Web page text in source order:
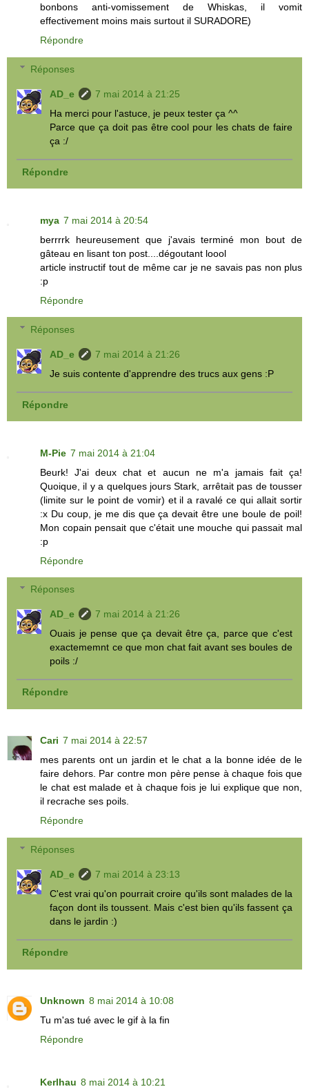
bonbons anti-vomissement de Whiskas, il vomit
effectivement moins mais surtout il SURADORE)
Répondre
Réponses
AD_e
7 mai 2014 à 21:25
Ha merci pour l'astuce, je peux tester ça ^^
Parce que ça doit pas être cool pour les chats de faire
ça :/
Répondre
mya 7 mai 2014 à 20:54
berrrrk heureusement que j'avais terminé mon bout de
gâteau en lisant ton post....dégoutant loool
article instructif tout de même car je ne savais pas non plus
:p
Répondre
Réponses
AD_e
7 mai 2014 à 21:26
Je suis contente d'apprendre des trucs aux gens :P
Répondre
M-Pie 7 mai 2014 à 21:04
Beurk! J'ai deux chat et aucun ne m'a jamais fait ça!
Quoique, il y a quelques jours Stark, arrêtait pas de tousser
(limite sur le point de vomir) et il a ravalé ce qui allait sortir
:x Du coup, je me dis que ça devait être une boule de poil!
Mon copain pensait que c'était une mouche qui passait mal
:p
Répondre
Réponses
AD_e
7 mai 2014 à 21:26
Ouais je pense que ça devait être ça, parce que c'est
exactememnt ce que mon chat fait avant ses boules de
poils :/
Répondre
Cari 7 mai 2014 à 22:57
mes parents ont un jardin et le chat a la bonne idée de le
faire dehors. Par contre mon père pense à chaque fois que
le chat est malade et à chaque fois je lui explique que non,
il recrache ses poils.
Répondre
Réponses
AD_e
7 mai 2014 à 23:13
C'est vrai qu'on pourrait croire qu'ils sont malades de la
façon dont ils toussent. Mais c'est bien qu'ils fassent ça
dans le jardin :)
Répondre
Unknown 8 mai 2014 à 10:08
Tu m'as tué avec le gif à la fin
Répondre
Kerlhau 8 mai 2014 à 10:21